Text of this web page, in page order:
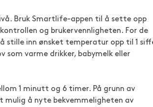
Bruk Smartlife-appen til å sette opp
og brukervennligheten. For de
stille inn ønsket temperatur opp til 1
som varme drikker, babymelk eller
1 minutt og 6 timer. På grunn av
mulig å nyte bekvemmeligheten av